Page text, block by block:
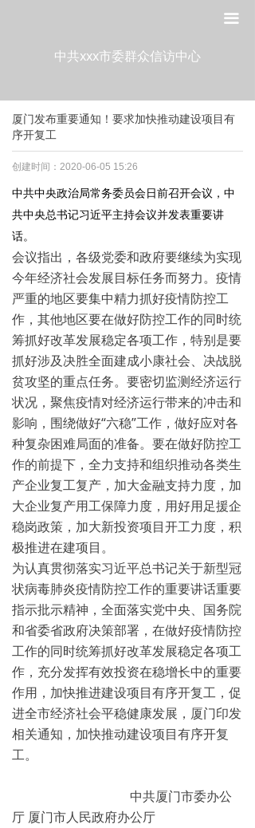
中共xxx市委群众信访中心
끀
走进工委
宣传教育
作风建设
制度建设
政策法规
党建研究
创建时间： 2020-06-05 15:26
中共中央政治局常务委员会日前召开会议，中
共中央总书记习近平主持会议并发表重要讲
话。
会议指出，各级党委和政府要继续为实现
今年经济社会发展目标任务而努力。疫情
严重的地区要集中精力抓好疫情防控工
作，其他地区要在做好防控工作的同时统
筹抓好改革发展稳定各项工作，特别是要
抓好涉及决胜全面建成小康社会、决战脱
贫攻坚的重点任务。要密切监测经济运行
状况，聚焦疫情对经济运行带来的冲击和
影响，围绕做好“六稳”工作，做好应对各
种复杂困难局面的准备。要在做好防控工
作的前提下，全力支持和组织推动各类生
产企业复工复产，加大金融支持力度，加
大企业复产用工保障力度，用好用足援企
稳岗政策，加大新投资项目开工力度，积
极推进在建项目。
为认真贯彻落实习近平总书记关于新型冠
状病毒肺炎疫情防控工作的重要讲话重要
指示批示精神，全面落实党中央、国务院
和省委省政府决策部署，在做好疫情防控
工作的同时统筹抓好改革发展稳定各项工
作，充分发挥有效投资在稳增长中的重要
作用，加快推进建设项目有序开复工，促
进全市经济社会平稳健康发展，厦门印发
相关通知，加快推动建设项目有序开复
工。
中共厦门市委办公
厅 厦门市人民政府办公厅
厦门发布重要通知！要求加快推动建设项目有
序开复工